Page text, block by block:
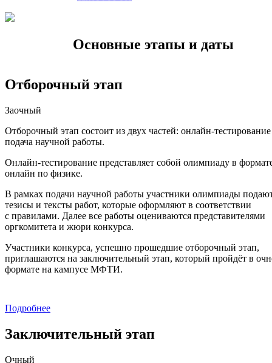
Основные этапы и даты
Отборочный этап
Заочный
Отборочный этап состоит из двух частей: онлайн-
подача научной работы.
Онлайн-тестирование представляет собой олимпиаду в
онлайн по физике.
В рамках подачи научной работы участники олимпиады
тезисы и тексты работ, которые оформляют в соответствии
с правилами. Далее все работы оцениваются представителями
оргкомитета и жюри конкурса.
Участники конкурса, успешно прошедшие отборочный этап,
приглашаются на заключительный этап, который пройдёт в
формате на кампусе МФТИ.
Подробнее
Заключительный этап
Очный